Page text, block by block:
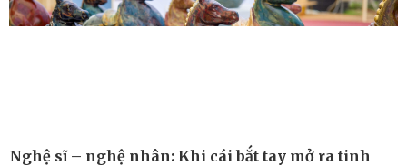
Xe máy
Tư vấn
Doanh nghiệp 24h
Doanh nhân
Nghệ sĩ – nghệ nhân: Khi cái bắt tay mở ra tinh